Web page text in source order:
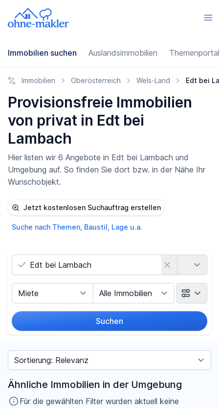
Immobilien suchen Auslandsimmobilien
Immobilien Oberösterreich Wels-Land Edt bei
Provisionsfreie Immobilien
von privat in Edt bei
Lambach
Hier listen wir 6 Angebote in Edt bei Lambach und
Umgebung auf. So finden Sie dort bzw. in der Nähe Ihr
Wunschobjekt.
Jetzt kostenlosen Suchauftrag erstellen
Suche nach Themen, Baustil, Lage u.a.
Suchen
Preis
Sortieren nach
Ähnliche Immobilien in der Umgebung
Für die gewählten Filter wurden aktuell keine